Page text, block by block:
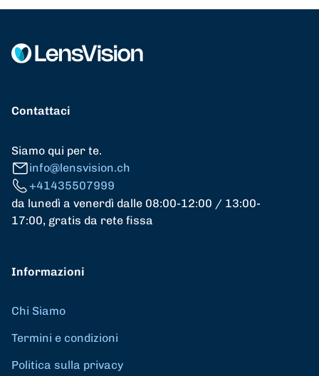
Contattaci
Siamo qui per te.
info@lensvision.ch
+41435507999
da lunedì a venerdì dalle 08:00-12:00 / 13:00-
17:00, gratis da rete fissa
Informazioni
Chi Siamo
Termini e condizioni
Politica sulla privacy